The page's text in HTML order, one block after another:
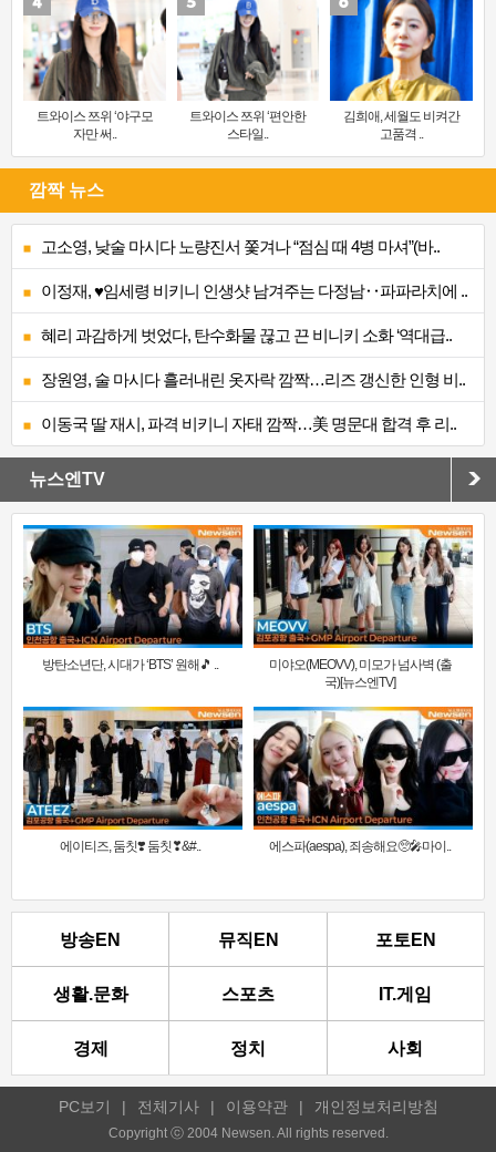
트와이스 쯔위 ‘야구모
자만 써..
트와이스 쯔위 ‘편안한
스타일..
김희애, 세월도 비켜간
고품격 ..
깜짝 뉴스
고소영, 낮술 마시다 노량진서 쫓겨나 “점심 때 4병 마셔”(바..
이정재, ♥임세령 비키니 인생샷 남겨주는 다정남‥파파라치에 ..
혜리 과감하게 벗었다, 탄수화물 끊고 끈 비니키 소화 ‘역대급..
장원영, 술 마시다 흘러내린 옷자락 깜짝…리즈 갱신한 인형 비..
이동국 딸 재시, 파격 비키니 자태 깜짝…美 명문대 합격 후 리..
뉴스엔TV
방탄소년단, 시대가 ‘BTS’ 원해🎵 ..
미야오(MEOVV), 미모가 넘사벽 (출
국)[뉴스엔TV]
에이티즈, 둠칫❣️ 둠칫❣&#.. 에스파(aespa), 죄송해요🥺🎤마이..
방송EN 뮤직EN 포토EN
생활.문화 스포츠 IT.게임
경제 정치 사회
PC보기 | 전체기사 | 이용약관 | 개인정보처리방침
Copyright ⓒ 2004 Newsen. All rights reserved.